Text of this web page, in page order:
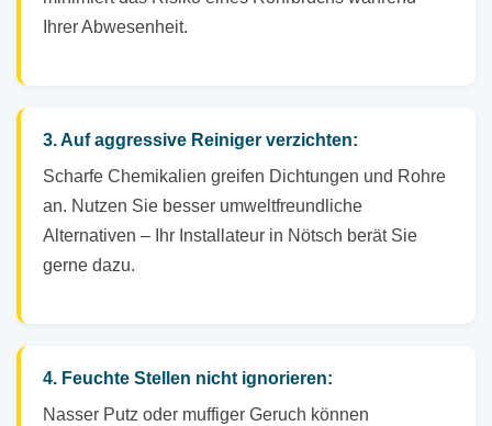
Ihrer Abwesenheit.
3. Auf aggressive Reiniger verzichten:
Scharfe Chemikalien greifen Dichtungen und Rohre
an. Nutzen Sie besser umweltfreundliche
Alternativen – Ihr Installateur in Nötsch berät Sie
gerne dazu.
4. Feuchte Stellen nicht ignorieren:
Nasser Putz oder muffiger Geruch können